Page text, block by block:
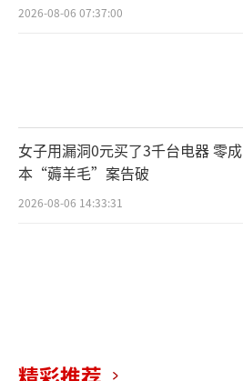
2026-08-06 07:37:00
女子用漏洞0元买了3千台电器 零成
本“薅羊毛”案告破
2026-08-06 14:33:31